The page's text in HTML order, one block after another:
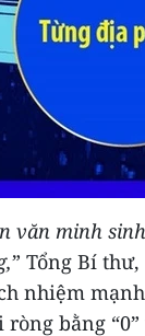
văn minh
” Tổng Bí
nhiệm
bằng